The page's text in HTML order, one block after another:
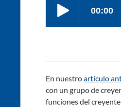
En nuestroartículo
con un grupo de
funciones del